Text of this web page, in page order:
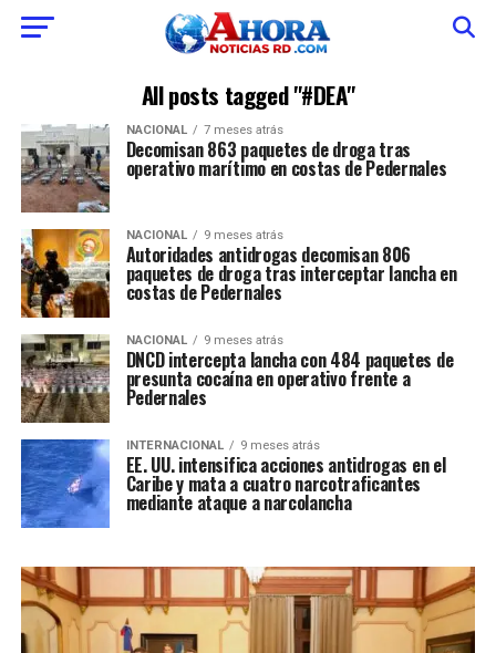
All posts tagged "#DEA"
NACIONAL 7 meses atrás
Decomisan 863 paquetes de droga tras
operativo marítimo en costas de Pedernales
NACIONAL 9 meses atrás
Autoridades antidrogas decomisan 806
paquetes de droga tras interceptar lancha en
costas de Pedernales
NACIONAL 9 meses atrás
DNCD intercepta lancha con 484 paquetes de
presunta cocaína en operativo frente a
Pedernales
INTERNACIONAL 9 meses atrás
EE. UU. intensifica acciones antidrogas en el
Caribe y mata a cuatro narcotraficantes
mediante ataque a narcolancha